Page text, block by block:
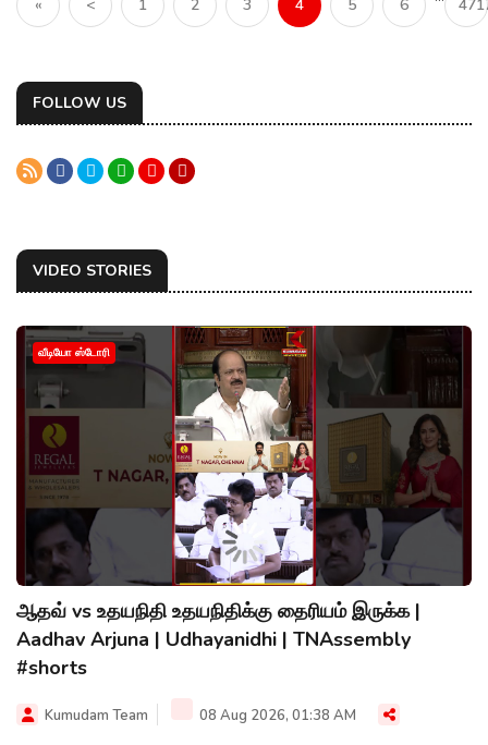
« < 1 2 3 4 5 6
FOLLOW US
VIDEO STORIES
வீடியோ ஸ்டோரி
ஆதவ் vs உதயநிதி உதயநிதிக்கு தைரியம் இருக்க |
Aadhav Arjuna | Udhayanidhi | TNAssembly
#shorts
Kumudam Team 08 Aug 2026, 01:38 AM